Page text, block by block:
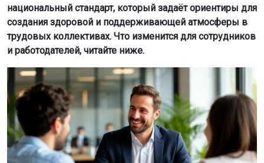
национальный стандарт, который задаёт ориентиры для
создания здоровой и поддерживающей атмосферы в
трудовых коллективах. Что изменится для сотрудников
и работодателей, читайте ниже.